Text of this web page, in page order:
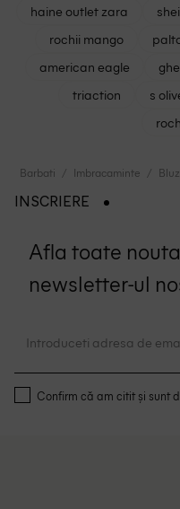
haine outlet zara
rochii mango
american eagle
triaction
s
Barbati Imbracaminte
INSCRIERE
Afla toate
newsletter-ul
Confirm că am citit și sunt